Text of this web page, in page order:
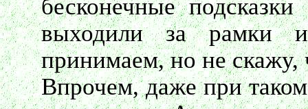
бесконечные
выходили за рамки
принимаем, но не скажу,
Впрочем, даже при